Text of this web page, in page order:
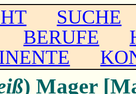
SUCHE
BERUFE
) Mager